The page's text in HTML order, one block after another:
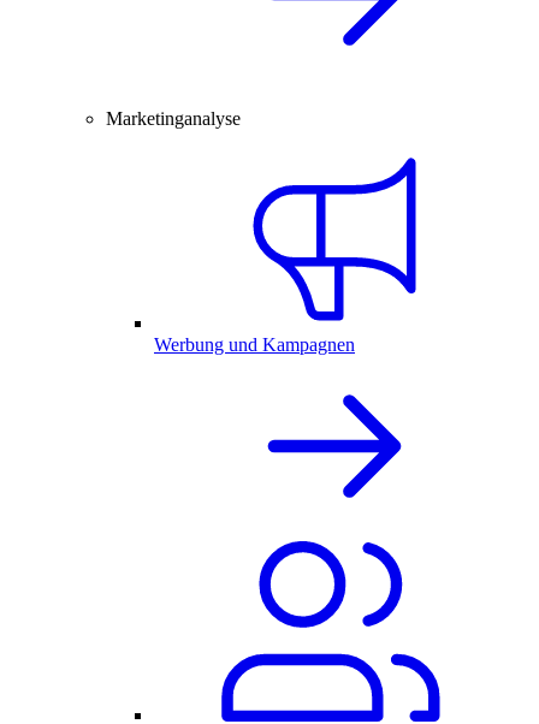
Marketinganalyse
Werbung und Kampagnen